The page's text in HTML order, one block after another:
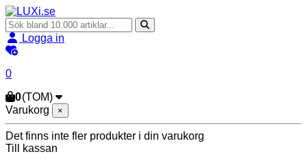
Logga in
0
0(TOM)
Varukorg
×
Det finns inte fler produkter i din varukorg
Till kassan